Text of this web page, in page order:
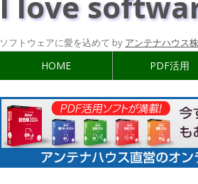
ソフトウェアに愛を込めて by アンテナハウス
HOME PDF活用